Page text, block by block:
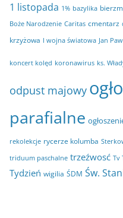
w
a
1 listopada 1% bazylika
Boże Narodzenie Caritas cmentarz
krzyżowa I wojna światowa Jan
koncert kolęd koronawirus ks.
odpust majowy
parafialne
rekolekcje rycerze kolumba
triduum paschalne trzeźwosć Tv
Tydzień wigilia ŚDM Św.